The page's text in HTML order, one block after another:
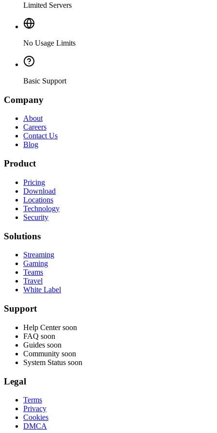
Limited Servers
No Usage Limits
Basic Support
Company
About
Careers
Contact Us
Blog
Product
Pricing
Download
Locations
Technology
Security
Solutions
Streaming
Gaming
Teams
Travel
White Label
Support
Help Center soon
FAQ soon
Guides soon
Community soon
System Status soon
Legal
Terms
Privacy
Cookies
DMCA